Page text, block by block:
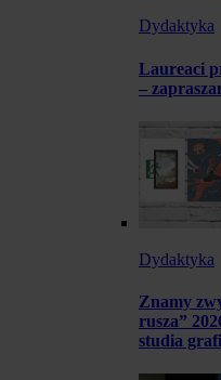
Dydaktyka
Laureaci
–
Dydaktyka
Znamy
rusza”
studia